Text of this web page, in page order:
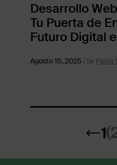
Desarrollo
Tu Puerta de
Futuro Digital
Agosto 15, 2025 Paola
←1